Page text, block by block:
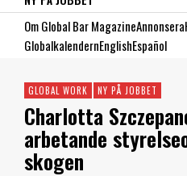
Om Global Bar MagazineAnnonsera
GlobalkalendernEnglishEspañol
GLOBAL WORK NY PÅ JOBBET
Charlotta
arbetande
skogen